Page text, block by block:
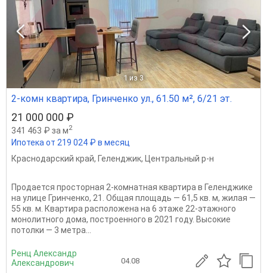
1 из 3
2-комн квартира, Гринченко ул., 61.50 м², 6/21 эт.
21 000 000 ₽
341 463 ₽ за м2
Ипотека от 219 024 ₽ в месяц
Краснодарский край, Геленджик, Центральный р-н
Продается просторная 2-комнатная квартира в Геленджике
на улице Гринченко, 21. Общая площадь — 61,5 кв. м, жилая —
55 кв. м. Квартира расположена на 6 этаже 22-этажного
монолитного дома, построенного в 2021 году. Высокие
потолки — 3 метра...
Ренц Александр
Александрович
04.08